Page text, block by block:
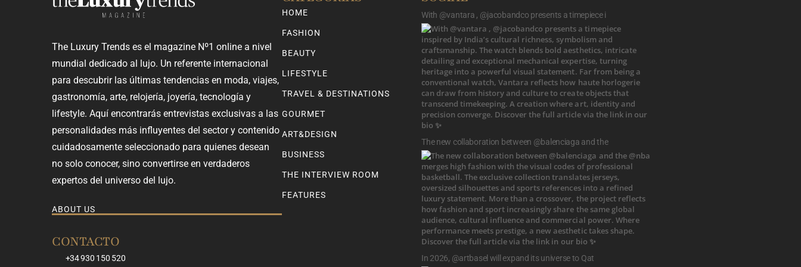
The Luxury Trends es el magazine Nº1 online a nivel
mundial dedicado al lujo. Un referente internacional
para descubrir las últimas tendencias en moda, viajes,
gastronomía, arte, relojería, joyería, tecnología y
lifestyle. Aquí encontrarás entrevistas exclusivas a las
personalidades más influyentes del sector y contenido
cuidadosamente seleccionado para quienes desean
no solo conocer, sino convertirse en verdaderos
expertos del universo del lujo.
ABOUT US
CONTACTO
+34 930 150 520
HOME
FASHION
BEAUTY
LIFESTYLE
TRAVEL & DESTINATIONS
GOURMET
ART&DESIGN
BUSINESS
THE INTERVIEW ROOM
FEATURES
With @vantara , @jacobandco presents a timepiece i
The new collaboration between @balenciaga and the
In 2026, @artbasel will expand its universe to Qat